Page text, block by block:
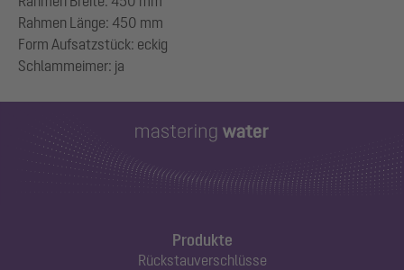
Rahmen Länge: 450 mm
Form Aufsatzstück: eckig
Produkte
Rückstauverschlüsse